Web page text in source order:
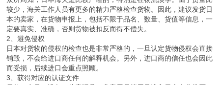
众所周知，日本海关是比较严谨的，特别是在物流淡季。由于货量比
较少，海关工作人员有更多的精力严格检查货物。因此，建议发货日
本的卖家，在货物申报上，包括不限于品名、数量、货值等信息，一
定要真实、准确，否则货物被扣反而得不偿失。
2、避免侵权
日本对货物的侵权的检查也是非常严格的，一旦认定货物侵权会直接
销毁，不会给进口商任何的解释机会。另外，进口商的信任也会因此
而受损，后续进口会重点照顾。
3、获得对应的认证文件